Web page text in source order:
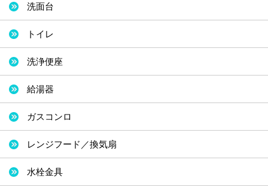
洗面台
トイレ
洗浄便座
給湯器
ガスコンロ
レンジフード／換気扇
水栓金具